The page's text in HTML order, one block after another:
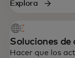
Explora
Soluciones
Hacer que los